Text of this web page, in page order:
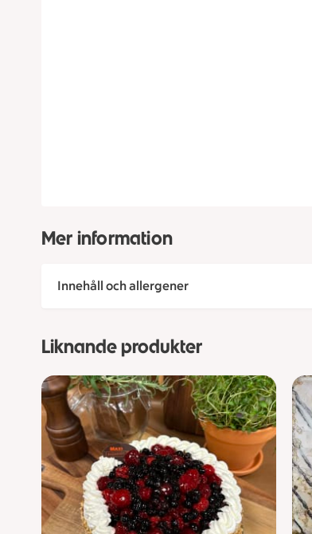
Mer information
Innehåll och allergener
Liknande produkter